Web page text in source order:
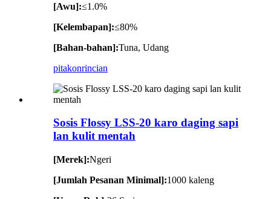
[Awu]:≤1.0%
[Kelembapan]:≤80%
[Bahan-bahan]:Tuna, Udang
pitakonrincian
Sosis Flossy LSS-20 karo daging sapi
lan kulit mentah
[Merek]:Ngeri
[Jumlah Pesanan Minimal]:1000 kaleng